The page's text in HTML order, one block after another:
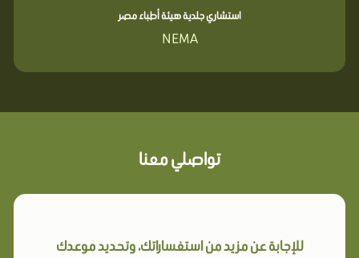
استشاري جلدية هيئة أطباء مصر
NEMA
تواصلي معنا
للإجابة عن مزيد من استفساراتك، وتحديد موعدك